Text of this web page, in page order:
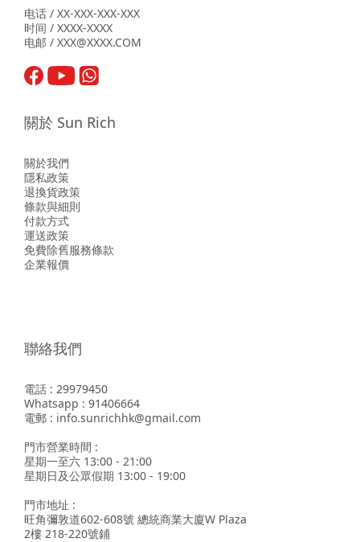
电话 / XX-XXX-XXX-XXX
时间 / XXXX-XXXX
电邮 / XXX@XXXX.COM
關於 Sun Rich
關於我們
隱私政策
退換貨政策
條款與細則
付款方式
運送政策
免費除舊服務條款
企業報價
聯絡我們
電話 : 29979450
Whatsapp : 91406664
電郵 : info.sunrichhk@gmail.com
門市營業時間 :
星期一至六 13:00 - 21:00
星期日及公眾假期 13:00 - 19:00
門市地址 :
旺角彌敦道602-608號 總統商業大廈W Plaza
2樓 218-220號鋪